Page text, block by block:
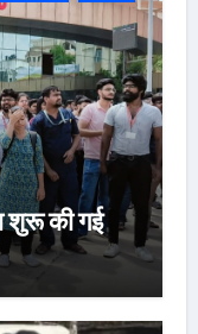
शुरू की गई